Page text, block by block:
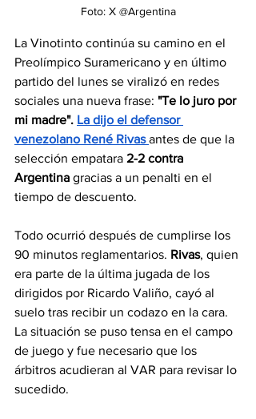
Foto: X @Argentina
La Vinotinto continúa su camino en el
Preolímpico Suramericano y en último
partido del lunes se viralizó en redes
sociales una nueva frase: "Te lo juro por
mi madre". La dijo el defensor
venezolano René Rivas antes de que la
selección empatara 2-2 contra
Argentina gracias a un penalti en el
tiempo de descuento.
Todo ocurrió después de cumplirse los
90 minutos reglamentarios. Rivas, quien
era parte de la última jugada de los
dirigidos por Ricardo Valiño, cayó al
suelo tras recibir un codazo en la cara.
La situación se puso tensa en el campo
de juego y fue necesario que los
árbitros acudieran al VAR para revisar lo
sucedido.